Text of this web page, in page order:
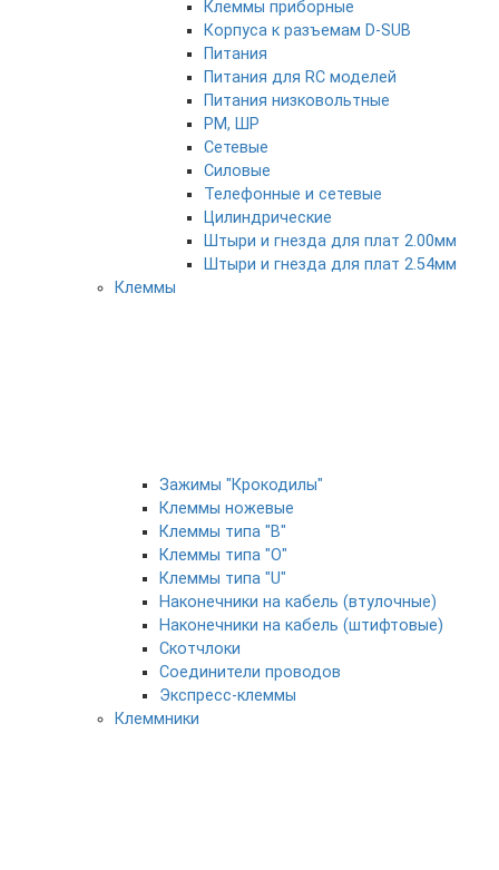
Клеммы приборные
Корпуса к разъемам D-SUB
Питания
Питания для RC моделей
Питания низковольтные
РМ, ШР
Сетевые
Силовые
Телефонные и сетевые
Цилиндрические
Штыри и гнезда для плат 2.00мм
Штыри и гнезда для плат 2.54мм
Клеммы
Зажимы "Крокодилы"
Клеммы ножевые
Клеммы типа "B"
Клеммы типа "O"
Клеммы типа "U"
Наконечники на кабель (втулочные)
Наконечники на кабель (штифтовые)
Скотчлоки
Соединители проводов
Экспресс-клеммы
Клеммники